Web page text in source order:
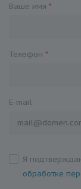
Ваше имя *
Телефон *
E-mail
Я
обработке